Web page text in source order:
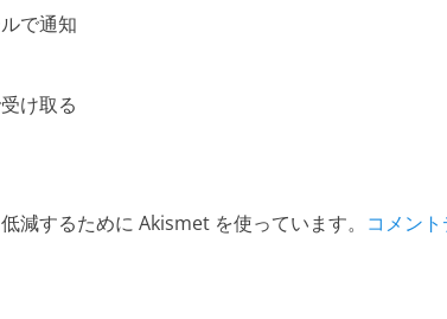
で通知
け取る
減するために Akismet を使っています。 コメン